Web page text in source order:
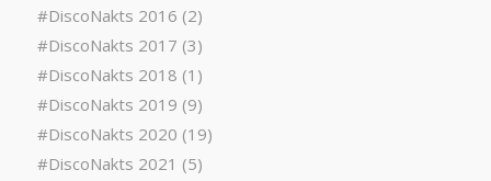
#DiscoNakts 2016 (2)
#DiscoNakts 2017 (3)
#DiscoNakts 2018 (1)
#DiscoNakts 2019 (9)
#DiscoNakts 2020 (19)
#DiscoNakts 2021 (5)